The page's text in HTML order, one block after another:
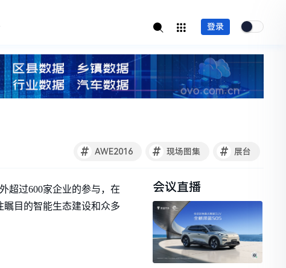
登录
# AWE2016 # 现场图集 # 展台
超过600家企业的参与，在
目的智能生态建设和众多
会议直播